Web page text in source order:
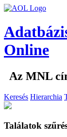
Online
Az MNL
Keresés Hierarchia
Találatok